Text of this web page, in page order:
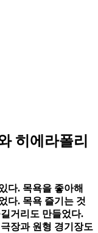
히에라폴리
다. 목욕을 좋아해
다. 목욕 즐기는 것
거리도 만들었다.
장과 원형 경기장도